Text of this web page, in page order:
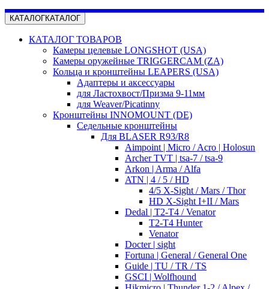
КАТАЛОГКАТАЛОГ
КАТАЛОГ ТОВАРОВ
Камеры целевые LONGSHOT (USA)
Камеры оружейные TRIGGERCAM (ZA)
Кольца и кронштейны LEAPERS (USA)
Адаптеры и аксессуары
для Ластохвост/Призма 9-11мм
для Weaver/Picatinny
Кронштейны INNOMOUNT (DE)
Седельные кронштейны
Для BLASER R93/R8
Aimpoint | Micro / Acro | Holosun
Archer TVT | tsa-7 / tsa-9
Arkon | Arma / Alfa
ATN | 4 / 5 / HD
4/5 X-Sight / Mars / Thor
HD X-Sight I+II / Mars
Dedal | T2-T4 / Venator
T2-T4 Hunter
Venator
Docter | sight
Fortuna | General / General One
Guide | TU / TR / TS
GSCI | Wolfhound